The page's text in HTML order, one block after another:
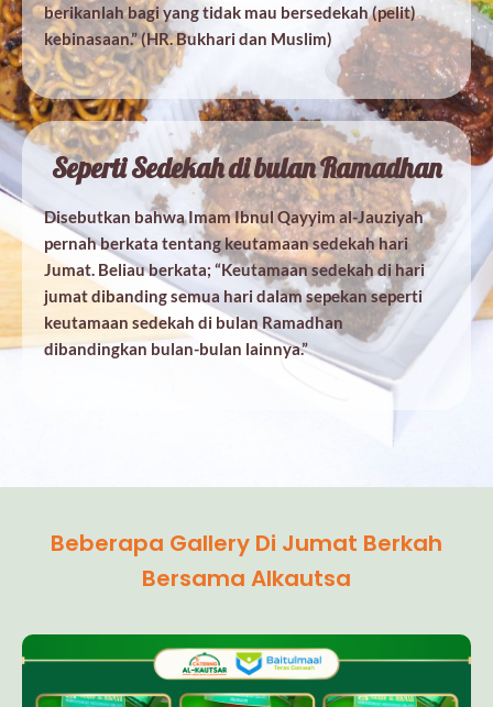
berikanlah bagi yang tidak mau bersedekah (pelit)
kebinasaan.” (HR. Bukhari dan Muslim)
Seperti Sedekah di bulan Ramadhan
Disebutkan bahwa Imam Ibnul Qayyim al-Jauziyah
pernah berkata tentang keutamaan sedekah hari
Jumat. Beliau berkata; “Keutamaan sedekah di hari
jumat dibanding semua hari dalam sepekan seperti
keutamaan sedekah di bulan Ramadhan
dibandingkan bulan-bulan lainnya.”
Beberapa Gallery Di Jumat Berkah
Bersama Alkautsa